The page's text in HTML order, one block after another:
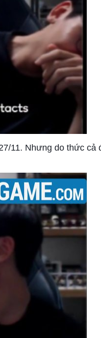
11. Nhưng do thức cả